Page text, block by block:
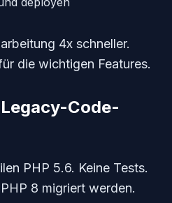
4x schneller.
die wichtigen Features.
Code-
PHP 5.6. Keine Tests.
8 migriert werden.